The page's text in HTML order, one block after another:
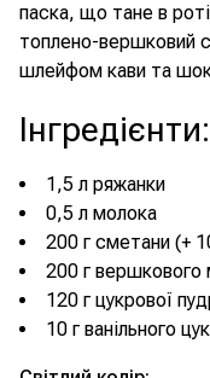
паска, що тане в
топлено-вершковий
шлейфом кави та
Інгредієнти:
1,5 л ряжанки
0,5 л молока
200 г сметани (+
200 г вершкового
120 г цукрової
10 г ванільного